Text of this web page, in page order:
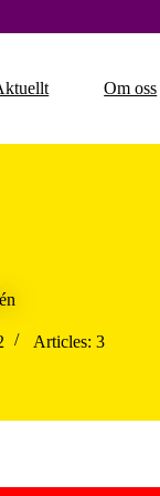
Om oss
Articles: 3